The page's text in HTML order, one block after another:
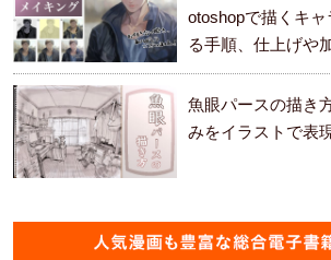
otoshopで描くキ
る手順、仕上げや
ます。
魚眼パースの描き
みをイラストで表